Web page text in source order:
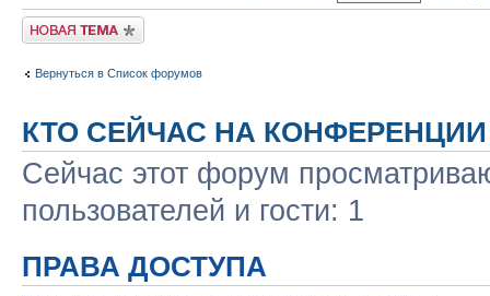
Новая тема
Вернуться в Список форумов
КТО СЕЙЧАС НА КОНФЕРЕНЦИИ
Сейчас этот форум
пользователей и гости: 1
ПРАВА ДОСТУПА